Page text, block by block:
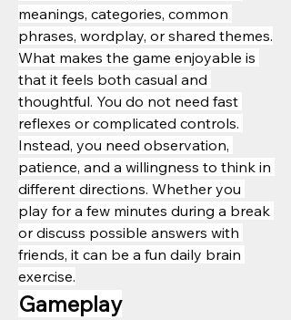
meanings, categories, common
phrases, wordplay, or shared themes.
What makes the game enjoyable is
that it feels both casual and
thoughtful. You do not need fast
reflexes or complicated controls.
Instead, you need observation,
patience, and a willingness to think in
different directions. Whether you
play for a few minutes during a break
or discuss possible answers with
friends, it can be a fun daily brain
exercise.
Gameplay